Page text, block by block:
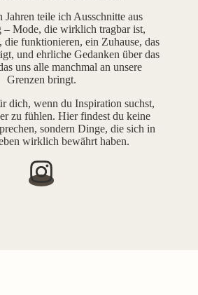
Jahren teile ich Ausschnitte aus
– Mode, die wirklich tragbar ist,
die funktionieren, ein Zuhause, das
und ehrliche Gedanken über das
uns alle manchmal an unsere
Grenzen bringt.
dich, wenn du Inspiration suchst,
zu fühlen. Hier findest du keine
sondern Dinge, die sich in
wirklich bewährt haben.